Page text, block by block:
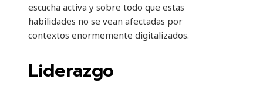
escucha activa y sobre todo que estas
habilidades no se vean afectadas por
contextos enormemente digitalizados.
Liderazgo